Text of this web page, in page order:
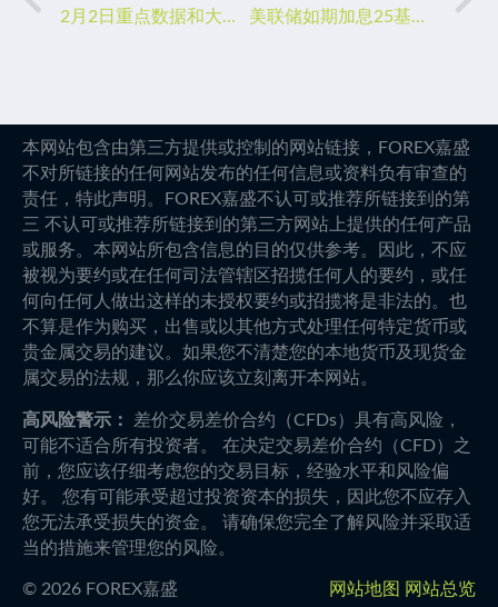
2月2日重点数据和大事件前瞻 美联储如期加息25基点，现货金价探底回升加剧震荡
本网站包含由第三方提供或控制的网站链接，FOREX嘉盛
不对所链接的任何网站发布的任何信息或资料负有审查的
责任，特此声明。FOREX嘉盛不认可或推荐所链接到的第
三 不认可或推荐所链接到的第三方网站上提供的任何产品
或服务。本网站所包含信息的目的仅供参考。因此，不应
被视为要约或在任何司法管辖区招揽任何人的要约，或任
何向任何人做出这样的未授权要约或招揽将是非法的。也
不算是作为购买，出售或以其他方式处理任何特定货币或
贵金属交易的建议。如果您不清楚您的本地货币及现货金
属交易的法规，那么你应该立刻离开本网站。
高风险警示：
差价交易差价合约（CFDs）具有高风险，
可能不适合所有投资者。 在决定交易差价合约（CFD）之
前，您应该仔细考虑您的交易目标，经验水平和风险偏
好。 您有可能承受超过投资资本的损失，因此您不应存入
您无法承受损失的资金。 请确保您完全了解风险并采取适
当的措施来管理您的风险。
© 2026 FOREX嘉盛 网站地图 网站总览